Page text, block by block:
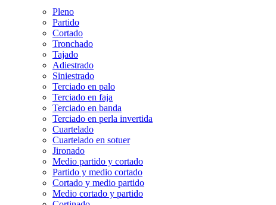
Pleno
Partido
Cortado
Tronchado
Tajado
Adiestrado
Siniestrado
Terciado en palo
Terciado en faja
Terciado en banda
Terciado en perla invertida
Cuartelado
Cuartelado en sotuer
Jironado
Medio partido y cortado
Partido y medio cortado
Cortado y medio partido
Medio cortado y partido